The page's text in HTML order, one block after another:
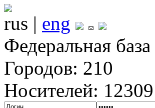
rus | eng
Федеральная
Городов: 210
Носителей: 12309